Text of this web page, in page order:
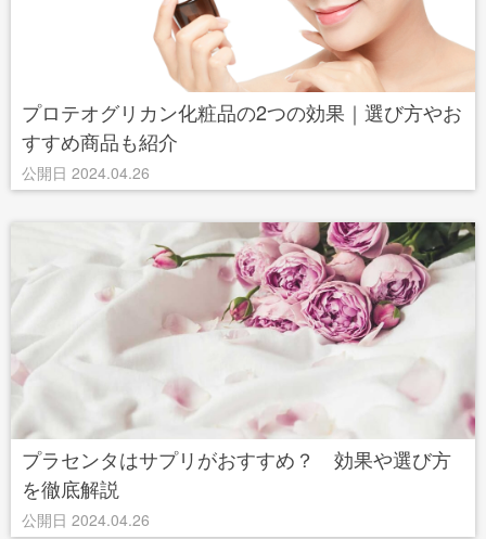
プロテオグリカン化粧品の2つの効果｜選び方やお
すすめ商品も紹介
公開日 2024.04.26
プラセンタはサプリがおすすめ？ 効果や選び方
を徹底解説
公開日 2024.04.26